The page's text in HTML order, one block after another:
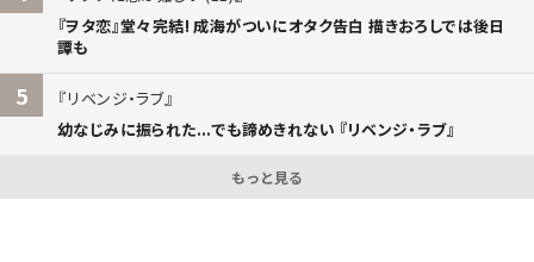
『ヲタ恋』堂々完結! 成海がついにオタク告白 描きおろしでは後日
譚も
5
リベンジ・ラブ
幼なじみに振られた...でも諦めきれない 『リベンジ・ラブ』
もっと見る